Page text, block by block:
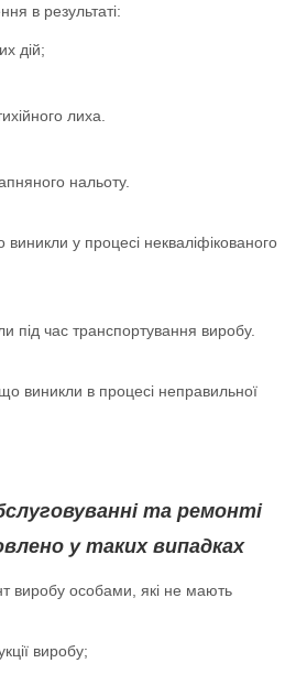
в результаті:
дій;
лиха.
нальоту.
у процесі некваліфікованого
час транспортування виробу.
виникли в процесі неправильної
та ремонті
у таких випадках
виробу особами, які не мають
виробу;